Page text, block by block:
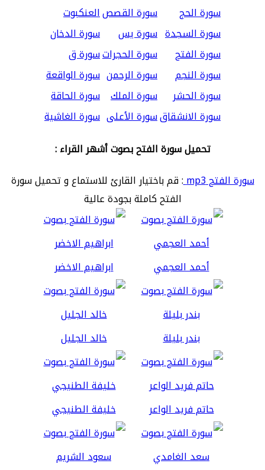
سورة الحج
سورة القصصالعنكبوت
سورة السجدة سورة يس
سورة الدخان
سورة الفتح
سورة الحجراتسورة ق
سورة النجم
سورة الرحمن سورة الواقعة
سورة الحشر
سورة الملك سورة الحاقة
سورة الانشقاقسورة الأعلى سورة الغاشية
تحميل سورة الفتح بصوت أشهر القراء :
سورة الفتح mp3
: قم باختيار القارئ للاستماع و تحميل سورة
الفتح كاملة بجودة عالية
أحمد العجمي ابراهيم الاخضر
بندر بليلة خالد الجليل
حاتم فريد الواعر خليفة الطنيجي